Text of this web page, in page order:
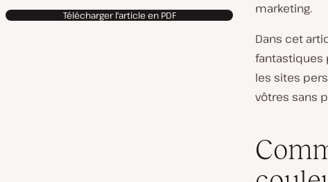
Télécharger l'article en PDF
marketing.
Dans cet
fantastiques
les sites
vôtres sans